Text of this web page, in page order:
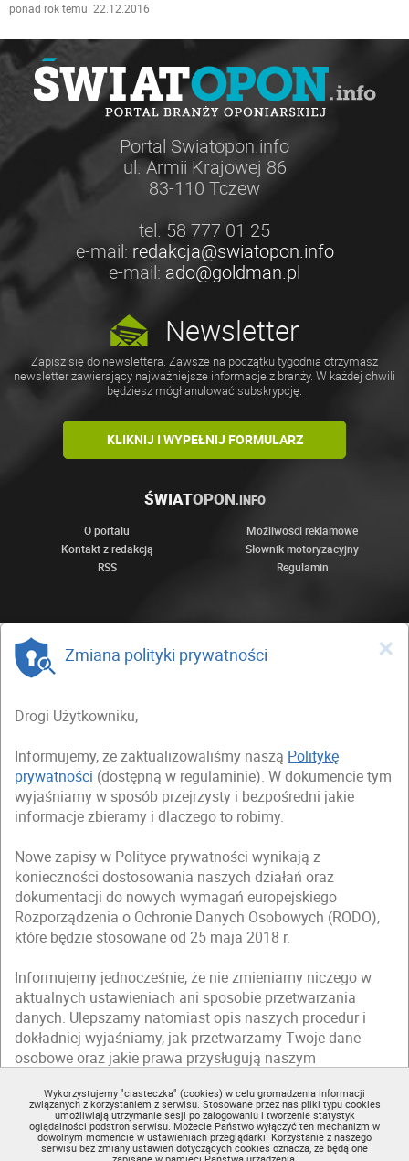
Wykorzystujemy "ciasteczka" (cookies) w celu gromadzenia informacji
związanych z korzystaniem z serwisu. Stosowane przez nas pliki typu cookies
umożliwiają utrzymanie sesji po zalogowaniu i tworzenie statystyk
oglądalności podstron serwisu. Możecie Państwo wyłączyć ten mechanizm w
dowolnym momencie w ustawieniach przeglądarki. Korzystanie z naszego
serwisu bez zmiany ustawień dotyczących cookies oznacza, że będą one
ponad rok temu 22.12.2016
Portal Swiatopon.info
ul. Armii Krajowej 86
83-110 Tczew
tel. 58 777 01 25
e-mail: redakcja@swiatopon.info
e-mail: ado@goldman.pl
Newsletter
Zapisz się do newslettera. Zawsze na początku tygodnia otrzymasz
newsletter zawierający najważniejsze informacje z branży. W każdej chwili
będziesz mógł anulować subskrypcję.
KLIKNIJ I WYPEŁNIJ FORMULARZ
ŚWIATOPON.INFO
O portalu
Możliwości reklamowe
Kontakt z redakcją
Słownik motoryzacyjny
RSS
Regulamin
×
Zmiana polityki prywatności
Drogi Użytkowniku,
Informujemy, że zaktualizowaliśmy naszą Politykę
prywatności (dostępną w regulaminie). W dokumencie tym
wyjaśniamy w sposób przejrzysty i bezpośredni jakie
informacje zbieramy i dlaczego to robimy.
Nowe zapisy w Polityce prywatności wynikają z
konieczności dostosowania naszych działań oraz
dokumentacji do nowych wymagań europejskiego
Rozporządzenia o Ochronie Danych Osobowych (RODO),
które będzie stosowane od 25 maja 2018 r.
Informujemy jednocześnie, że nie zmieniamy niczego w
aktualnych ustawieniach ani sposobie przetwarzania
danych. Ulepszamy natomiast opis naszych procedur i
dokładniej wyjaśniamy, jak przetwarzamy Twoje dane
osobowe oraz jakie prawa przysługują naszym
Zapraszamy Cię do zapoznania się ze zmienionąPolityką
prywatności(dostępną w regulaminie).